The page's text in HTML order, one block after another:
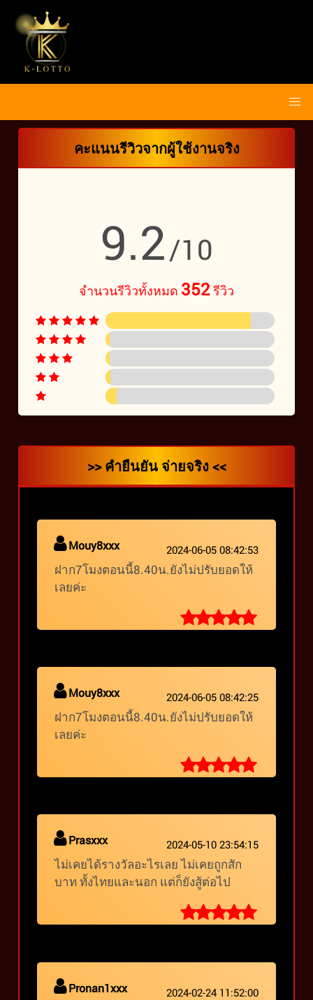
คะแนนรีวิวจากผู้ใช้งานจริง
9.2/10
จำนวนรีวิวทั้งหมด 352รีวิว
>> คำยืนยัน จ่ายจริง <<
Mouy8xxx 2024-06-05 08:42:53
ฝาก7โมงตอนนี้8.40น.ยังไม่ปรับยอดให้
เลยค่ะ
Mouy8xxx 2024-06-05 08:42:25
ฝาก7โมงตอนนี้8.40น.ยังไม่ปรับยอดให้
เลยค่ะ
Prasxxx 2024-05-10 23:54:15
ไม่เคยได้รางวัลอะไรเลย ไม่เคยถูกสัก
บาท ทั้งไทยและนอก แต่ก็ยังสู้ต่อไป
Pronan1xxx 2024-02-24 11:52:00